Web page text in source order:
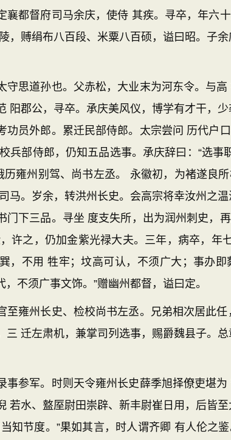
襄都督府司马余庆，使侍 其疾。寻卒，年六
，赙绢布八百段、米粟八百硕，谥曰昭。子
思道孙也。父赤松，大业末为河东令。与高
阳郡公，寻卒。承庆美风仪，博学有才干，
功员外郎。累迁民部侍郎。太宗尝问 历代户
兵部侍郎，仍知五品选事。承庆辞曰：“选事
历雍州别驾、尚书左丞。 永徽初，为褚遂良
马。岁余，转洪州长史。会高宗将幸汝州之
门下三品。寻坐 度支失所，出为润州刺史，
许之，仍加金紫光禄大夫。三年，病卒，年
，不用 牲牢；坟高可认，不须广大；事办
不须广事文饰。”赠幽州都督，谥曰定。
雍州长史、检校尚书左丞。兄弟相次居此任
迁左肃机，兼掌司列选事，赐爵魏县子。
参军。时则天令雍州长史薛季旭择僚吏堪为
若水、盩厔尉田崇辟、新丰尉崔日用，后皆
知节度。”果如其言，时人谓齐卿 有人伦之